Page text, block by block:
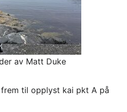
av Matt Duke
frem til opplyst kai pkt A på